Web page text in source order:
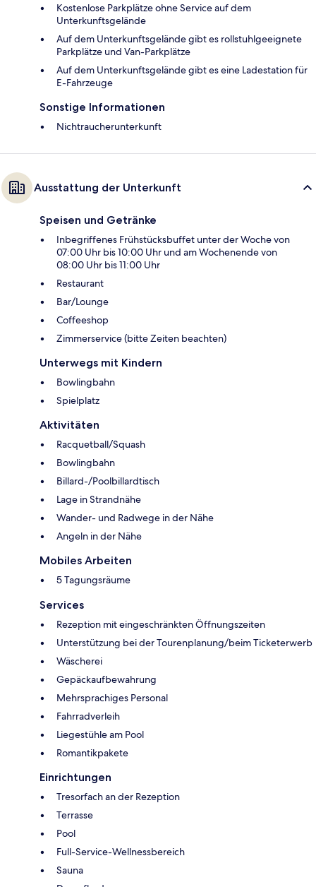
Kostenlose Parkplätze ohne Service auf dem
Unterkunftsgelände
Auf dem Unterkunftsgelände gibt es rollstuhlgeeignete
Parkplätze und Van-Parkplätze
Auf dem Unterkunftsgelände gibt es eine Ladestation für
E-Fahrzeuge
Sonstige Informationen
Nichtraucherunterkunft
Ausstattung der Unterkunft
Speisen und Getränke
Inbegriffenes Frühstücksbuffet unter der Woche von
07:00 Uhr bis 10:00 Uhr und am Wochenende von
08:00 Uhr bis 11:00 Uhr
Restaurant
Bar/Lounge
Coffeeshop
Zimmerservice (bitte Zeiten beachten)
Unterwegs mit Kindern
Bowlingbahn
Spielplatz
Aktivitäten
Racquetball/Squash
Bowlingbahn
Billard-/Poolbillardtisch
Lage in Strandnähe
Wander- und Radwege in der Nähe
Angeln in der Nähe
Mobiles Arbeiten
5 Tagungsräume
Services
Rezeption mit eingeschränkten Öffnungszeiten
Unterstützung bei der Tourenplanung/beim Ticketerwerb
Wäscherei
Gepäckaufbewahrung
Mehrsprachiges Personal
Fahrradverleih
Liegestühle am Pool
Romantikpakete
Einrichtungen
Tresorfach an der Rezeption
Terrasse
Pool
Full-Service-Wellnessbereich
Sauna